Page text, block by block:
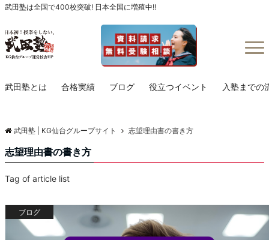
武田塾は全国で400校突破! 日本全国に増殖中!!
武田塾とは 合格実績 ブログ 役立つイベント 入塾までの
武田塾 | KG仙台グループサイト 志望理由書の書き方
志望理由書の書き方
Tag of article list
ブログ